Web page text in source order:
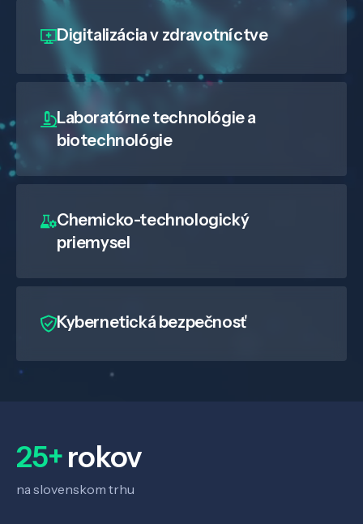
Veda a výskum
Know-how
Digitalizáciav zdravotníctve
Laboratórne technológie a
biotechnológie
Chemicko-technologický
priemysel
Kybernetická bezpečnosť
25+rokov
na slovenskom trhu